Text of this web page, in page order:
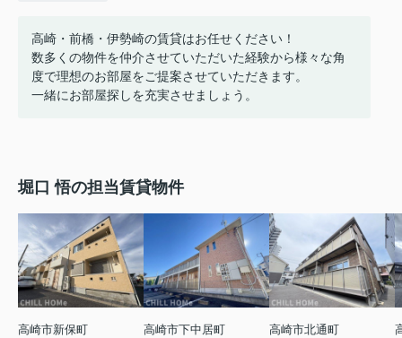
高崎・前橋・伊勢崎の賃貸はお任せください！
数多くの物件を仲介させていただいた経験から様々な角
度で理想のお部屋をご提案させていただきます。
一緒にお部屋探しを充実させましょう。
堀口 悟の担当賃貸物件
高崎市新保町
高崎市下中居町
高崎市北通町